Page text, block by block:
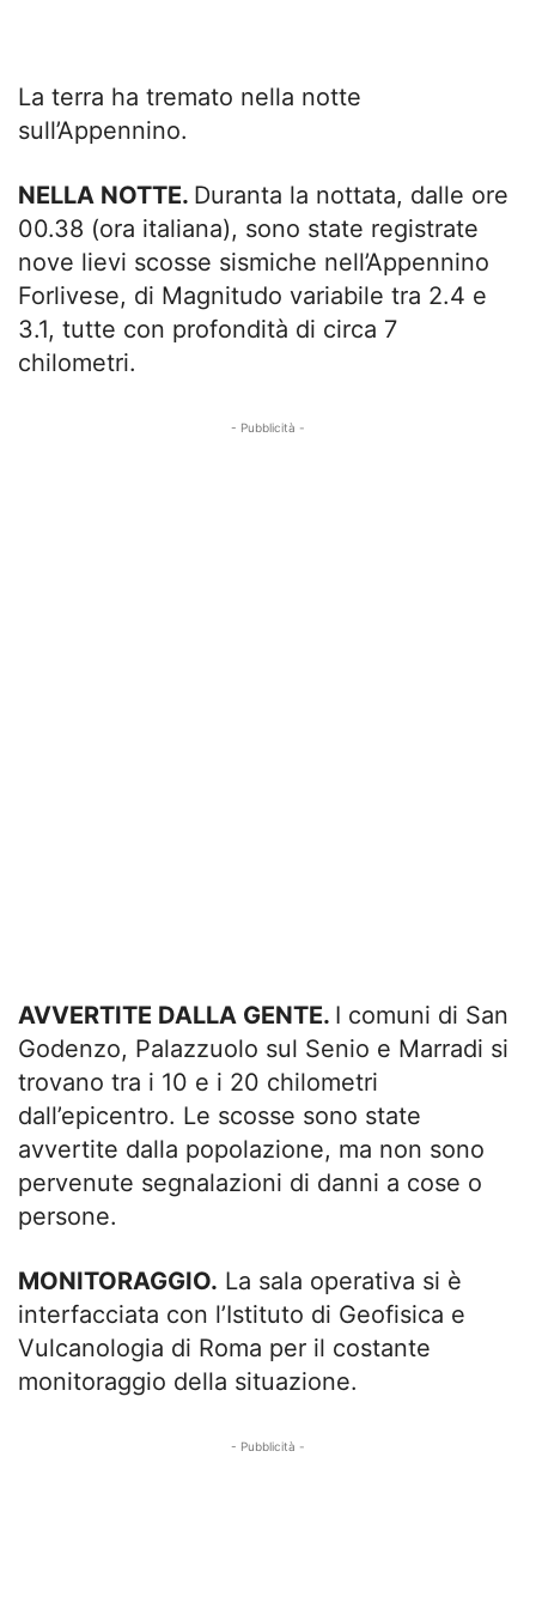
La terra ha tremato nella notte
sull’Appennino.
NELLA NOTTE. Duranta la nottata, dalle ore
00.38 (ora italiana), sono state registrate
nove lievi scosse sismiche nell’Appennino
Forlivese, di Magnitudo variabile tra 2.4 e
3.1, tutte con profondità di circa 7
chilometri.
- Pubblicità -
AVVERTITE DALLA GENTE. I comuni di San
Godenzo, Palazzuolo sul Senio e Marradi si
trovano tra i 10 e i 20 chilometri
dall’epicentro. Le scosse sono state
avvertite dalla popolazione, ma non sono
pervenute segnalazioni di danni a cose o
persone.
MONITORAGGIO. La sala operativa si è
interfacciata con l’Istituto di Geofisica e
Vulcanologia di Roma per il costante
monitoraggio della situazione.
- Pubblicità -